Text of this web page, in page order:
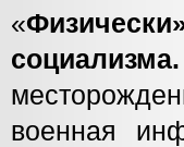
«
социализма.
военная